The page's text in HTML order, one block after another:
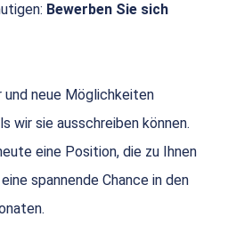
Bewerben Sie sich
neue Möglichkeiten
wir sie ausschreiben können.
eine Position, die zu Ihnen
spannende Chance in den